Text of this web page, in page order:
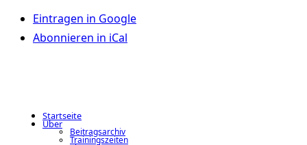
Eintragen in Google
Abonnieren in iCal
Startseite
Über
Beitragsarchiv
Trainingszeiten